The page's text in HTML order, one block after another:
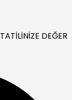
TATİLİNİZE DEĞER